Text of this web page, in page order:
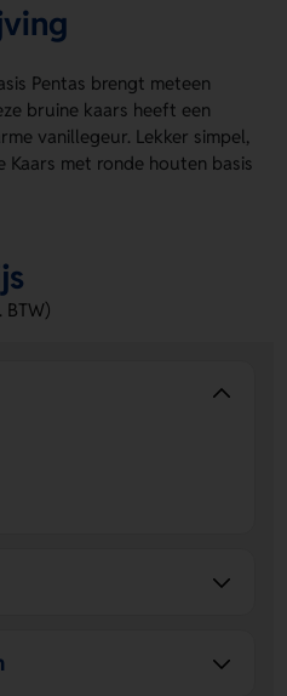
Pentas brengt meteen
bruine kaars heeft een
vanillegeur. Lekker simpel,
Kaars met ronde houten basis
een logo, naam of eigen
met ronde
aan.
leuk blijft.